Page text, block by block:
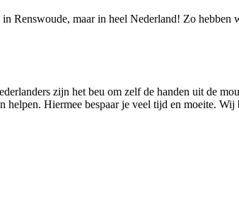
Renswoude, maar in heel Nederland! Zo
zijn het beu om zelf de handen uit de
Hiermee bespaar je veel tijd en moeite.